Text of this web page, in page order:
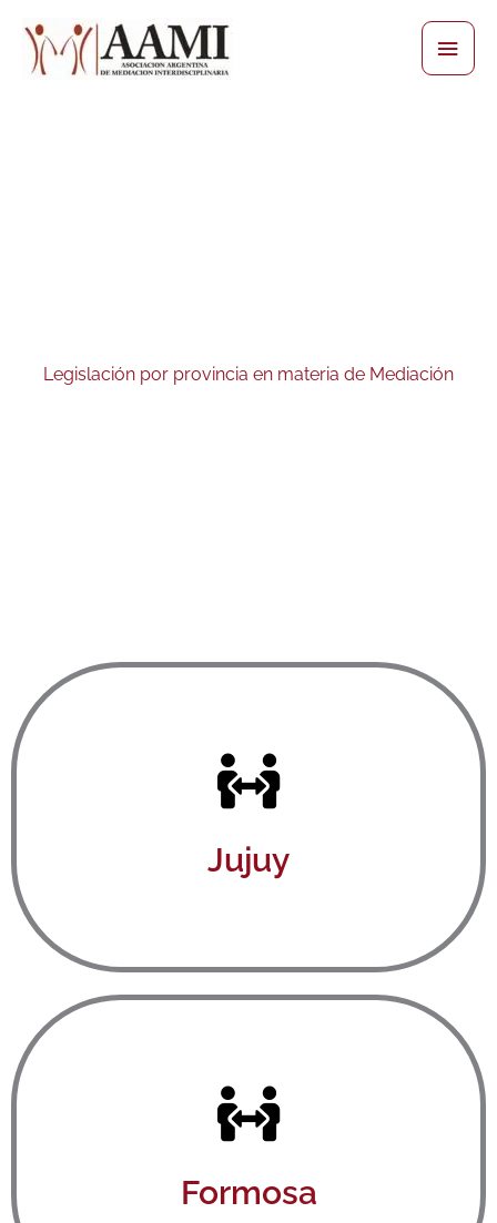
content
Main
Legislación por provincia en materia de Mediación
Jujuy
Ver aquí
Formosa
Ver aquí